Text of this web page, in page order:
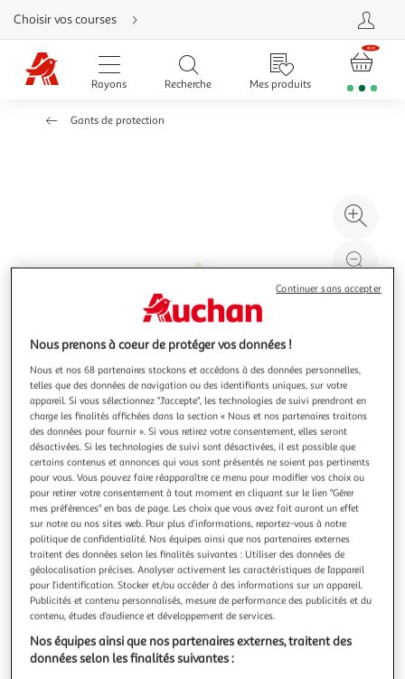
Aller
directement
au
contenu
Aller
directement
Aller
Choisir vos courses
Rayons Recherche Mes produits
Gants de protection
à
EURO PROTECTION
Gants nomex anti-chaleur et anti-coupure taille xl/10
ep 4687
Description :Présentation :Gants Nomex anti-chaleur et
anti-coupure Taille XL/10 EP 4687Gant en Nomex tricoté
lourd, doublure en coton épaisAnti-chaleur et anti-
coupureConforme aux normes EN388,EN420 et EN407Ce
gant est conforme au modèle de l'équipement de
protection individuelle ayant fait l'objet
En savoir +
Vendu par Espace-Bricolage
Livraison dès 3/4 jours
A partir de 6,90€
Nous prenons à coeur de protéger vos données !
Nous et nos 68 partenaires stockons et accédons à des données personnelles,
telles que des données de navigation ou des identifiants uniques, sur votre
appareil. Si vous sélectionnez "J'accepte", les technologies de suivi prendront en
charge les finalités affichées dans la section « Nous et nos partenaires traitons
des données pour fournir ». Si vous retirez votre consentement, elles seront
désactivées. Si les technologies de suivi sont désactivées, il est possible que
certains contenus et annonces qui vous sont présentés ne soient pas pertinents
pour vous. Vous pouvez faire réapparaître ce menu pour modifier vos choix ou
pour retirer votre consentement à tout moment en cliquant sur le lien "Gérer
mes préférences" en bas de page. Les choix que vous avez fait auront un effet
sur notre ou nos sites web. Pour plus d’informations, reportez-vous à notre
politique de confidentialité. Nos équipes ainsi que nos partenaires externes
traitent des données selon les finalités suivantes : Utiliser des données de
géolocalisation précises. Analyser activement les caractéristiques de l’appareil
pour l’identification. Stocker et/ou accéder à des informations sur un appareil.
Publicités et contenu personnalisés, mesure de performance des publicités et du
contenu, études d’audience et développement de services.
Nos équipes ainsi que nos partenaires externes, traitent des
données selon les finalités suivantes :
Continuer sans accepter